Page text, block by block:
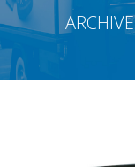
ARCHIVE